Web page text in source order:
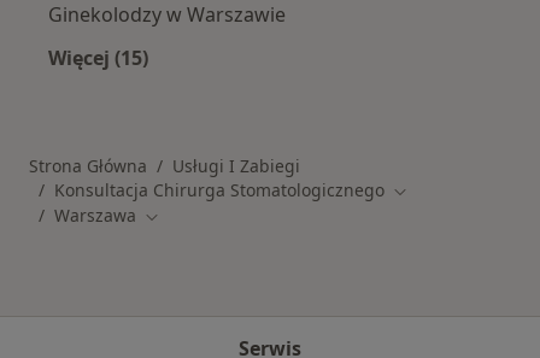
Ginekolodzy w Warszawie
Więcej (15)
Strona Główna
Usługi I Zabiegi
Konsultacja Chirurga Stomatologicznego Zmień miasto
Warszawa Zmień miasto
Serwis